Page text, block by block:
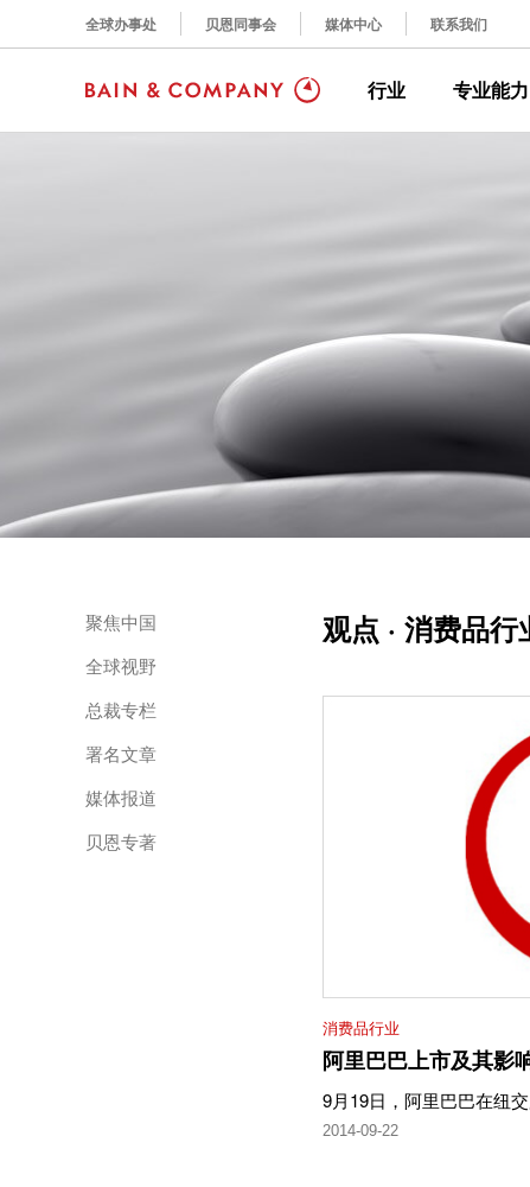
全球办事处 贝恩同事会 媒体中心 联系我们
行业 专业能力
聚焦中国
全球视野
总裁专栏
署名文章
媒体报道
贝恩专著
观点 · 消费品行
消费品行业
阿里巴巴上市及其影
9月19日，阿里巴巴在纽交
2014-09-22